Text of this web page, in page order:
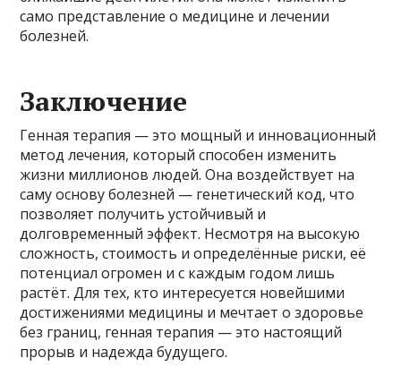
само представление о медицине и лечении
болезней.
Заключение
Генная терапия — это мощный и инновационный
метод лечения, который способен изменить
жизни миллионов людей. Она воздействует на
саму основу болезней — генетический код, что
позволяет получить устойчивый и
долговременный эффект. Несмотря на высокую
сложность, стоимость и определённые риски, её
потенциал огромен и с каждым годом лишь
растёт. Для тех, кто интересуется новейшими
достижениями медицины и мечтает о здоровье
без границ, генная терапия — это настоящий
прорыв и надежда будущего.